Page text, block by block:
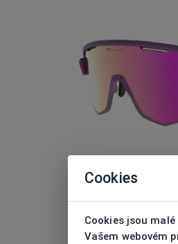
Cookies
Cookies jsou
Vašem webovém